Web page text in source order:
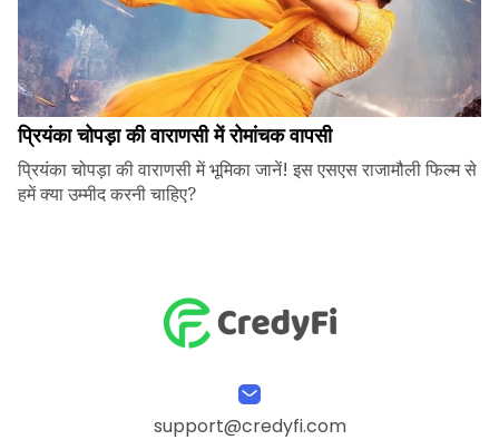
प्रियंका चोपड़ा की वाराणसी में रोमांचक वापसी
प्रियंका चोपड़ा की वाराणसी में भूमिका जानें! इस एसएस राजामौली फिल्म से
हमें क्या उम्मीद करनी चाहिए?
support@credyfi.com